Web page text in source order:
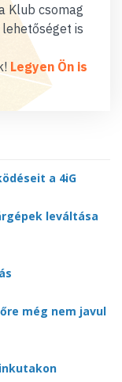
Klub csomag
is
Legyen Ön is
a 4iG
leváltása
még nem javul